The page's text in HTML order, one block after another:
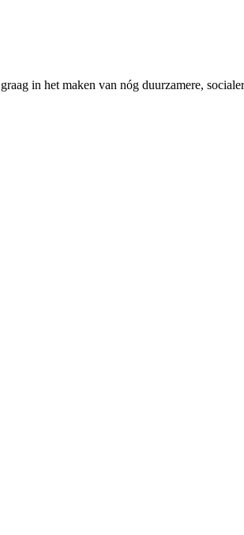
in het maken van nóg duurzamere,